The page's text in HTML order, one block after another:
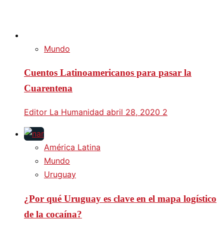
Mundo
Cuentos Latinoamericanos para pasar la
Cuarentena
Editor La Humanidad abril 28, 2020 2
América Latina
Mundo
Uruguay
¿Por qué Uruguay es clave en el mapa logístico
de la cocaína?